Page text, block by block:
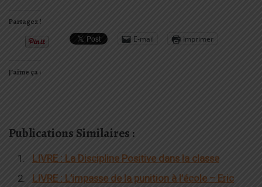
Partagez !
E-mail Imprimer
J’aime ça :
Publications Similaires :
LIVRE : La Discipline Positive dans la classe
LIVRE : L’impasse de la punition à l’école – Eric